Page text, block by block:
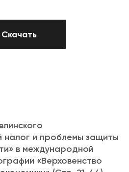
Скачать
налог и проблемы защиты
в международной
«Верховенство